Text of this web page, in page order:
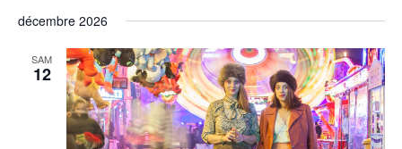
décembre 2026
SAM
12